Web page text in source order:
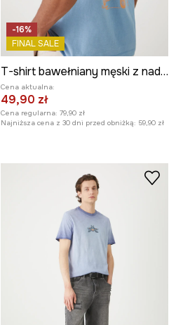
-16%
FINAL SALE
T-shirt bawełniany męski z nadrukiem i haftem kolor niebieski
Cena aktualna:
49,90 zł
Cena regularna: 79,90 zł
Najniższa cena z 30 dni przed obniżką: 59,90 zł